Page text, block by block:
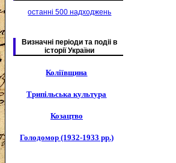
останні 500 надходжень
Визначні періоди та подіі в
історії України
Коліївщина
Трипільська культура
Козацтво
Голодомор (1932-1933 рр.)